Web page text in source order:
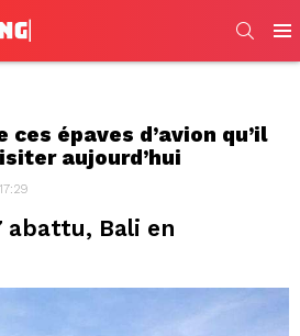
ces épaves d’avion qu’il
aujourd’hui
abattu, Bali en